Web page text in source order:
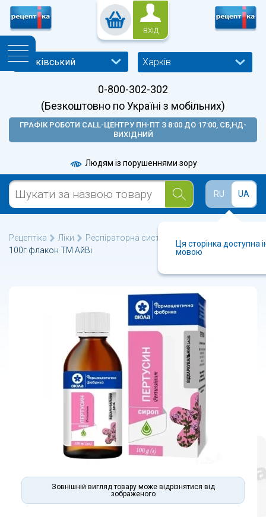
ВХІД
Харків
0-800-302-302
(Безкоштовно по Україні з мобільних)
ГРАФІК РОБОТИ CALL-ЦЕНТРУ ПН-ПТ З 8:00 ДО 17:00, СБ,НД-
ВИХІДНИЙ
Людям із порушеннями зору
RU UA
Ця сторінка доступна
мовою
Рецептіка Ліки Респіраторна система
100г флакон ТМ АйВі
Зовнішній вигляд товару може відрізнятися від
зображеного